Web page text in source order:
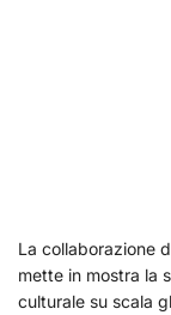
La collaborazione
mette in mostra la
culturale su scala